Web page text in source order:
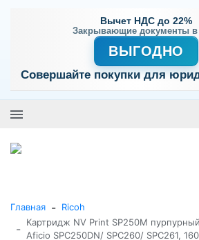
Вычет НДС до 22%
Закрывающие документы
ВЫГОДНО
Совершайте покупки для
Главная - Ricoh
-
Картридж NV Print SP250M
Aficio SPC250DN/ SPC260/ SPC261,